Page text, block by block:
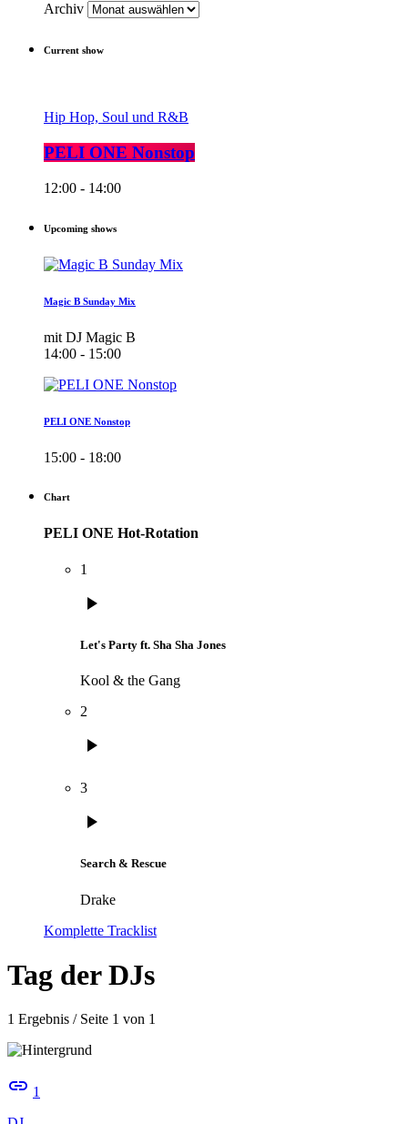
Archiv
Current show
Hip Hop, Soul und R&B
PELI ONE Nonstop
12:00 - 14:00
Upcoming shows
Magic B Sunday Mix
mit DJ Magic B
14:00 - 15:00
PELI ONE Nonstop
15:00 - 18:00
Chart
PELI ONE Hot-Rotation
1
play_arrow
Let's Party ft. Sha Sha Jones
Kool & the Gang
2
play_arrow
3
play_arrow
Search & Rescue
Drake
Komplette Tracklist
Tag der DJs
1 Ergebnis / Seite 1 von 1
insert_link 1